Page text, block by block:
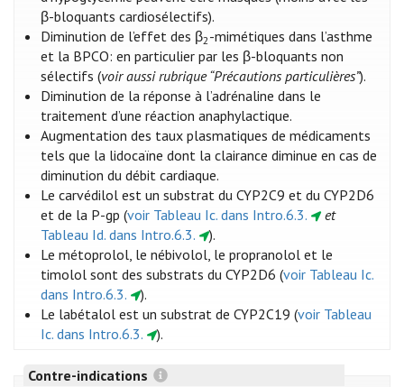
β-bloquants cardiosélectifs).
Diminution de l’effet des β2 -mimétiques dans l’asthme
et la BPCO: en particulier par les β-bloquants non
sélectifs (voir aussi rubrique “Précautions particulières”).
Diminution de la réponse à l’adrénaline dans le
traitement d’une réaction anaphylactique.
Augmentation des taux plasmatiques de médicaments
tels que la lidocaïne dont la clairance diminue en cas de
diminution du débit cardiaque.
Le carvédilol est un substrat du CYP2C9 et du CYP2D6
et de la P-gp (voir Tableau Ic. dans Intro.6.3.
et
Tableau Id. dans Intro.6.3.
).
Le métoprolol, le nébivolol, le propranolol et le
timolol sont des substrats du CYP2D6 (voir Tableau Ic.
dans Intro.6.3.
).
Le labétalol est un substrat de CYP2C19 (voir Tableau
Ic. dans Intro.6.3.
).
Contre-indications